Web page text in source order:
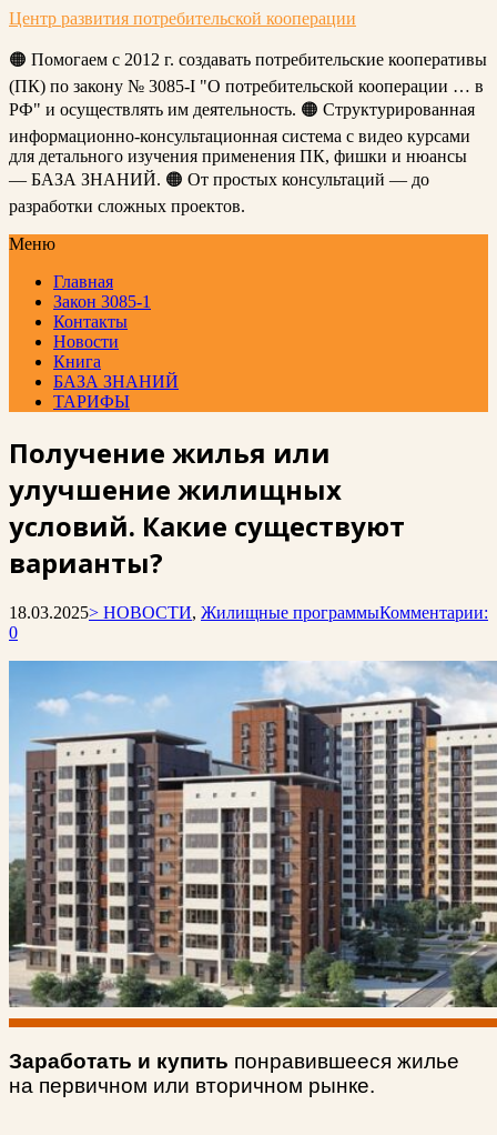
Центр развития потребительской кооперации
🟠 Помогаем с 2012 г. создавать потребительские кооперативы
(ПК) по закону № 3085-I "О потребительской кооперации … в
РФ" и осуществлять им деятельность. 🟠 Структурированная
информационно-консультационная система с видео курсами
для детального изучения применения ПК, фишки и нюансы
— БАЗА ЗНАНИЙ. 🟠 От простых консультаций — до
разработки сложных проектов.
Меню
Главная
Закон 3085-1
Контакты
Новости
Книга
БАЗА ЗНАНИЙ
ТАРИФЫ
Получение жилья или
улучшение жилищных
условий. Какие существуют
варианты?
18.03.2025> НОВОСТИ, Жилищные программыКомментарии:
0
Заработать и купить понравившееся жилье
на первичном или вторичном рынке.